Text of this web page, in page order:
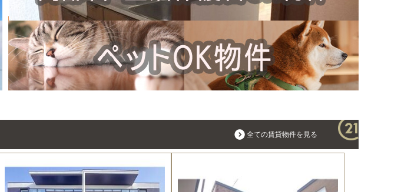
全ての賃貸物件を見る